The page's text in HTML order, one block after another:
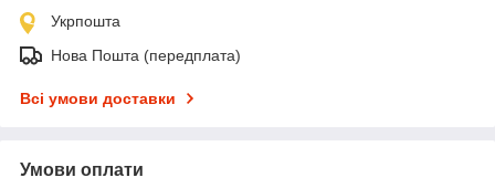
Укрпошта
Нова Пошта (передплата)
Всі умови доставки
Умови оплати